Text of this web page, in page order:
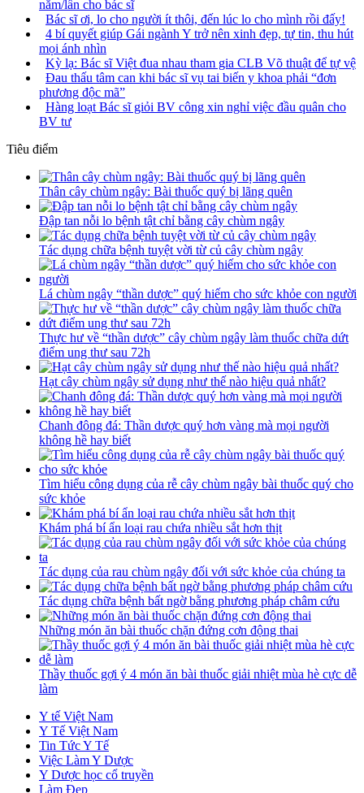
năm/lần cho bác sĩ
Bác sĩ ơi, lo cho người ít thôi, đến lúc lo cho mình rồi đấy!
4 bí quyết giúp Gái ngành Y trở nên xinh đẹp, tự tin, thu hút
mọi ánh nhìn
Kỳ lạ: Bác sĩ Việt đua nhau tham gia CLB Võ thuật để tự vệ
Đau thấu tâm can khi bác sĩ vụ tai biến y khoa phải “đơn
phương độc mã”
Hàng loạt Bác sĩ giỏi BV công xin nghỉ việc đầu quân cho
BV tư
Tiêu điểm
Thân cây chùm ngây: Bài thuốc quý bị lãng quên
Đập tan nỗi lo bệnh tật chỉ bằng cây chùm ngây
Tác dụng chữa bệnh tuyệt vời từ củ cây chùm ngây
Lá chùm ngây “thần dược” quý hiếm cho sức khỏe con người
Thực hư về “thần dược” cây chùm ngây làm thuốc chữa dứt
điểm ung thư sau 72h
Hạt cây chùm ngây sử dụng như thế nào hiệu quả nhất?
Chanh đông đá: Thần dược quý hơn vàng mà mọi người
không hề hay biết
Tìm hiểu công dụng của rễ cây chùm ngây bài thuốc quý cho
sức khỏe
Khám phá bí ẩn loại rau chứa nhiều sắt hơn thịt
Tác dụng của rau chùm ngây đối với sức khỏe của chúng ta
Tác dụng chữa bệnh bất ngờ bằng phương pháp châm cứu
Những món ăn bài thuốc chặn đứng cơn động thai
Thầy thuốc gợi ý 4 món ăn bài thuốc giải nhiệt mùa hè cực dễ
làm
Y tế Việt Nam
Y Tế Việt Nam
Tin Tức Y Tế
Việc Làm Y Dược
Y Dược học cổ truyền
Làm Đẹp